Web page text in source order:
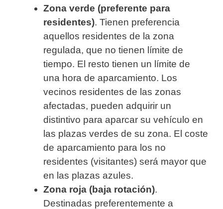
Zona verde (preferente para
residentes). Tienen preferencia
aquellos residentes de la zona
regulada, que no tienen límite de
tiempo. El resto tienen un límite de
una hora de aparcamiento. Los
vecinos residentes de las zonas
afectadas, pueden adquirir un
distintivo para aparcar su vehículo en
las plazas verdes de su zona. El coste
de aparcamiento para los no
residentes (visitantes) será mayor que
en las plazas azules.
Zona roja (baja rotación).
Destinadas preferentemente a